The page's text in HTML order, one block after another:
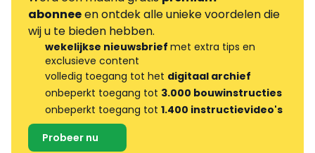
abonneeen ontdek alle unieke voordelen die
wij u te bieden hebben.
wekelijkse nieuwsbrief met extra tips en
exclusieve content
volledig toegang tot het digitaal archief
onbeperkt toegang tot 3.000 bouwinstructies
onbeperkt toegang tot 1.400 instructievideo's
Probeer nu